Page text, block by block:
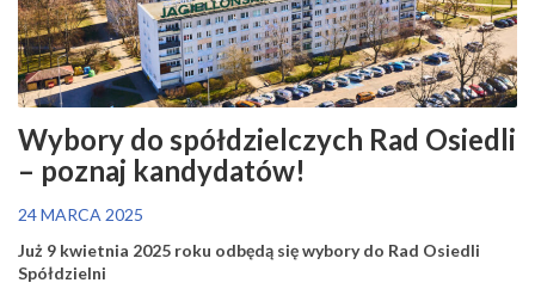
Wybory do spółdzielczych Rad Osiedli
– poznaj kandydatów!
24 MARCA 2025
Już 9 kwietnia 2025 roku odbędą się wybory do Rad Osiedli
Spółdzielni